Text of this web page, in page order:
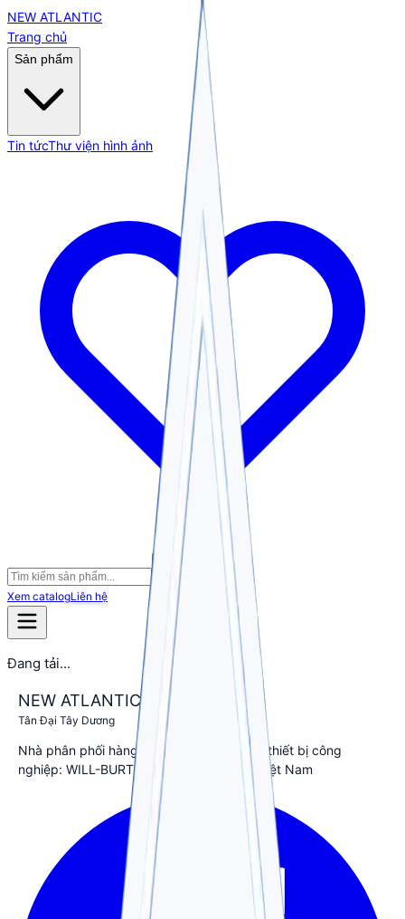
NEW ATLANTIC
Trang chủ
Sản phẩm
Tin tứcThư viện hình ảnh
Xem catalogLiên hệ
Đang tải...
NEW ATLANTIC
Tân Đại Tây Dương
Nhà phân phối hàng đầu các thương hiệu thiết bị công
nghiệp: WILL-BURT, HIAB, SKYMARK tại Việt Nam